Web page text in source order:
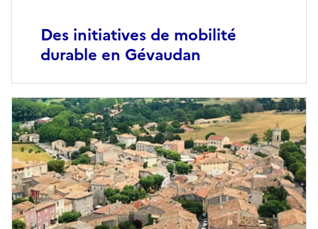
Des initiatives de mobilité
durable en Gévaudan